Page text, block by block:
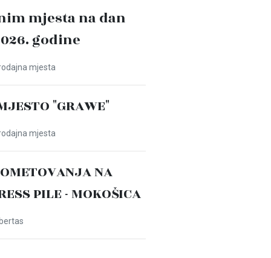
mjesta na dan
godine
mjesta
"GRAWE"
mjesta
NA
PILE - MOKOŠICA